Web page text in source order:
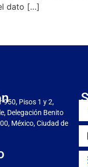
dato […]
950, Pisos 1 y 2,
Delegación Benito
México, Ciudad de